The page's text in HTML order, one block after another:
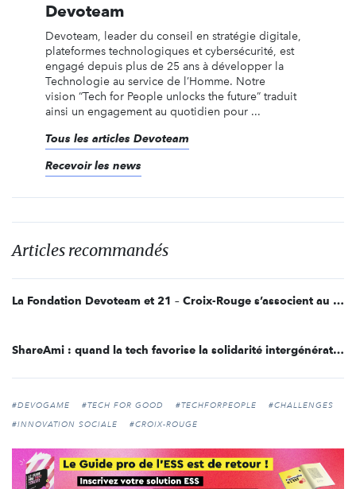
Devoteam
Devoteam, leader du conseil en stratégie digitale,
plateformes technologiques et cybersécurité, est
engagé depuis plus de 25 ans à développer la
Technologie au service de l’Homme. Notre
vision “Tech for People unlocks the future” traduit
ainsi un engagement au quotidien pour ...
Tous les articles Devoteam
Recevoir les news
Articles recommandés
La Fondation Devoteam et 21 – Croix-Rouge s’associent au service de l’innovation sociale
ShareAmi : quand la tech favorise la solidarité intergénérationnelle
#DEVOGAME #TECH FOR GOOD #TECHFORPEOPLE
#CHALLENGES
#INNOVATION SOCIALE
#CROIX-ROUGE